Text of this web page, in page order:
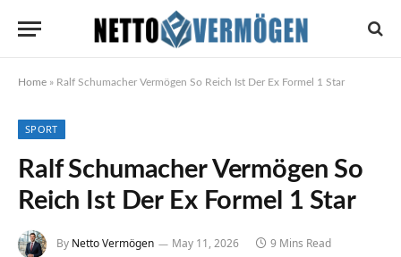
Home » Ralf Schumacher Vermögen So Reich Ist Der Ex Formel 1 Star
SPORT
Ralf Schumacher Vermögen So
Reich Ist Der Ex Formel 1 Star
By Netto Vermögen May 11, 2026 9 Mins Read